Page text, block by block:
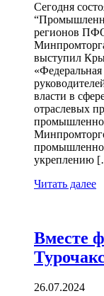
Сегодня
регионов
выступил
власти в
отраслевых
укреплению
Читать далее
Вместе
26.07.2024